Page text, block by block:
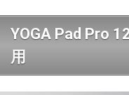
YOGA Pad Pro
用